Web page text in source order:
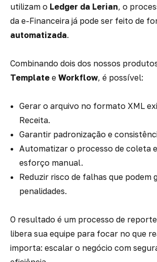
utilizam o Ledger da Lerian, o
da e-Financeira já pode ser feito de
automatizada.
Combinando dois dos nossos
Template e Workflow, é possível:
Gerar o arquivo no formato XML
Receita.
Garantir padronização e
Automatizar o processo de coleta
esforço manual.
Reduzir risco de falhas que podem
penalidades.
O resultado é um processo de
libera sua equipe para focar no que
importa: escalar o negócio com